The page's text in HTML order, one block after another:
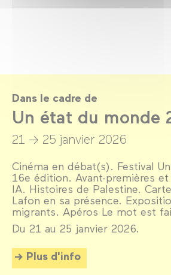
Dans le cadre de
Un état du monde
21 → 25 janvier 2026
Cinéma en débat(s). Festival
16e édition. Avant-premières
IA. Histoires de Palestine.
Lafon en sa présence.
migrants. Apéros Le mot est
Du 21 au 25 janvier 2026.
Plus d'info